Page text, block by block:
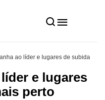
ao líder e lugares de subida
e lugares
perto